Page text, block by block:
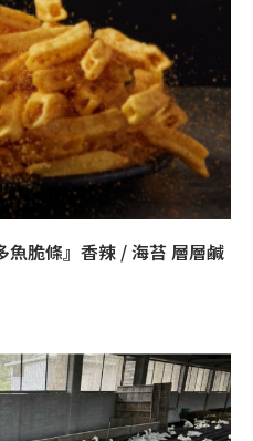
魚脆條』香辣 / 海苔 層層鹹